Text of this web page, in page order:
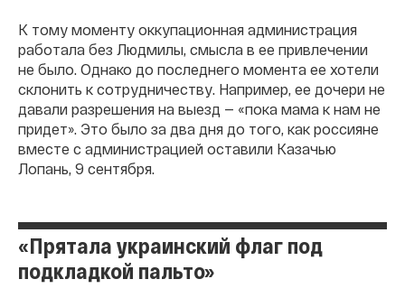
К тому моменту оккупационная администрация
работала без Людмилы, смысла в ее привлечении
не было. Однако до последнего момента ее хотели
склонить к сотрудничеству. Например, ее дочери не
давали разрешения на выезд — «пока мама к нам не
придет». Это было за два дня до того, как россияне
вместе с администрацией оставили Казачью
Лопань, 9 сентября.
«Прятала украинский флаг под
подкладкой пальто»